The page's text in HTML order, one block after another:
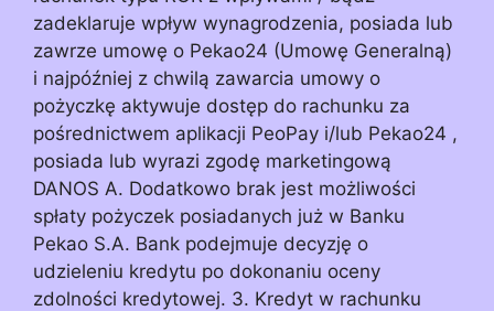
zadeklaruje wpływ wynagrodzenia, posiada lub
zawrze umowę o Pekao24 (Umowę Generalną)
i najpóźniej z chwilą zawarcia umowy o
pożyczkę aktywuje dostęp do rachunku za
pośrednictwem aplikacji PeoPay i/lub Pekao24 ,
posiada lub wyrazi zgodę marketingową
DANOS A. Dodatkowo brak jest możliwości
spłaty pożyczek posiadanych już w Banku
Pekao S.A. Bank podejmuje decyzję o
udzieleniu kredytu po dokonaniu oceny
zdolności kredytowej. 3. Kredyt w rachunku